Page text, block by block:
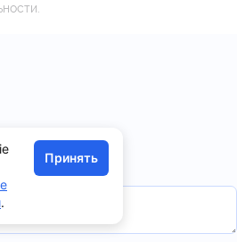
.
Принять